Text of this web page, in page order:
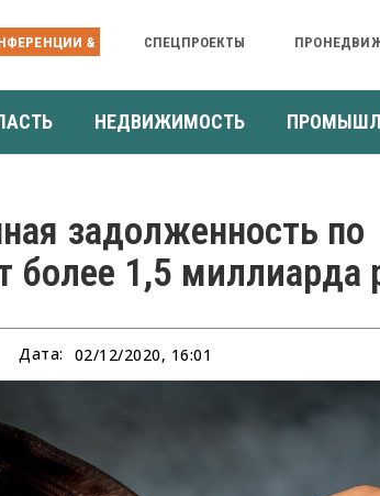
& СПЕЦПРОЕКТЫ
НЕДВИЖИМОСТЬ
задолженность по
более 1,5 миллиарда
Дата: 02/12/2020, 16:01